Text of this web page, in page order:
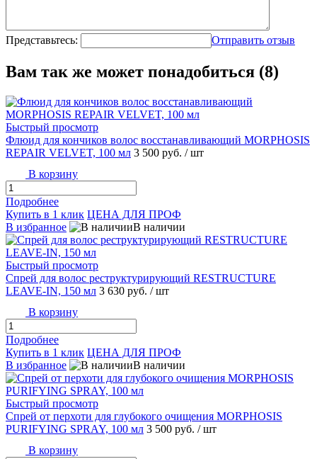
Представьтесь: Отправить отзыв
Вам так же может понадобиться (8)
Быстрый просмотр
Флюид для кончиков волос восстанавливающий MORPHOSIS
REPAIR VELVET, 100 мл 3 500 руб. / шт
В корзину
Подробнее
Купить в 1 клик ЦЕНА ДЛЯ ПРОФ
В избранное
В наличии
Быстрый просмотр
Спрей для волос реструктурирующий RESTRUCTURE
LEAVE-IN, 150 мл 3 630 руб. / шт
В корзину
Подробнее
Купить в 1 клик ЦЕНА ДЛЯ ПРОФ
В избранное
В наличии
Быстрый просмотр
Спрей от перхоти для глубокого очищения MORPHOSIS
PURIFYING SPRAY, 100 мл 3 500 руб. / шт
В корзину